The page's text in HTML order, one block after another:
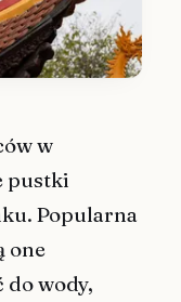
w
pustki
Popularna
one
wody,